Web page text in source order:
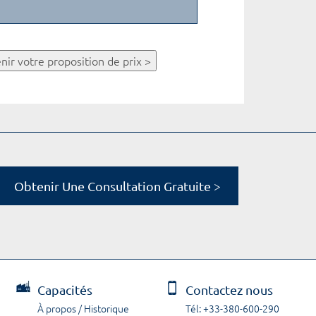
votre proposition de prix >
Obtenir Une Consultation Gratuite >
Capacités
À propos / Historique
Contactez nous
Tél: +33-380-600-290